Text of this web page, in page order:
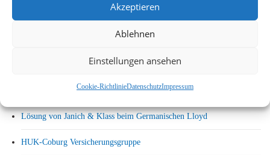
Akzeptieren
Ablehnen
Einstellungen ansehen
Cookie-RichtlinieDatenschutzImpressum
mit DpuScan direkt in der Poststelle
Bundesagentur für Arbeit
Lösung von Janich & Klass beim Germanischen Lloyd
HUK-Coburg Versicherungsgruppe